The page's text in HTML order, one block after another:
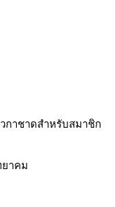
กาชาดสำหรับสมาชิก
ยาคม